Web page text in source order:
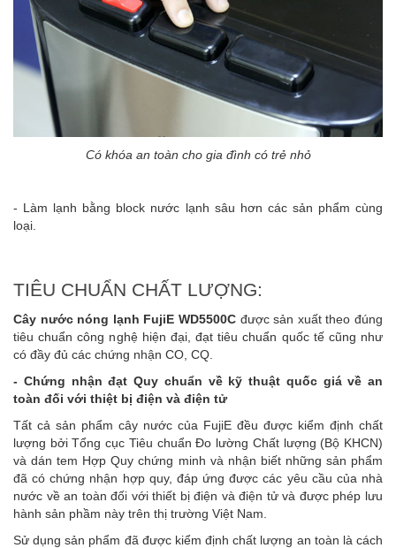
Có khóa an toàn cho gia đình có trẻ nhỏ
- Làm lạnh bằng block nước lạnh sâu hơn các sản phẩm cùng
loại.
TIÊU CHUẨN CHẤT LƯỢNG:
Cây nước nóng lạnh FujiE WD5500C được sản xuất theo đúng
tiêu chuẩn công nghệ hiện đại, đạt tiêu chuẩn quốc tế cũng như
có đầy đủ các chứng nhận CO, CQ.
- Chứng nhận đạt Quy chuẩn về kỹ thuật quốc giá về an
toàn đối với thiệt bị điện và điện tử
Tất cả sản phẩm cây nước của FujiE đều được kiểm định chất
lượng bởi Tổng cục Tiêu chuẩn Đo lường Chất lượng (Bộ KHCN)
và dán tem Hợp Quy chứng minh và nhận biết những sản phẩm
đã có chứng nhận hợp quy, đáp ứng được các yêu cầu của nhà
nước về an toàn đối với thiết bị điện và điện tử và được phép lưu
hành sản phầm này trên thị trường Việt Nam.
Sử dụng sản phẩm đã được kiểm định chất lượng an toàn là cách